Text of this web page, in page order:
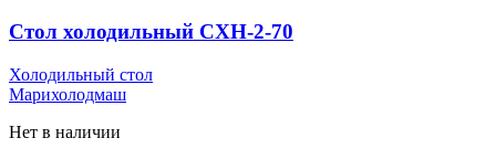
Стол холодильный СХН-2-70
Холодильный стол
Марихолодмаш
Нет в наличии